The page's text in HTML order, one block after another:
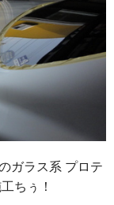
ガラス系 プロテ
ちぅ！